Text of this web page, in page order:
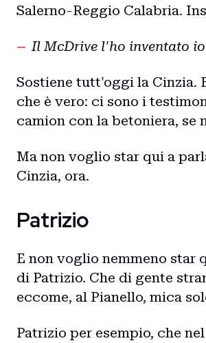
Salerno-Reggio Calabria.
Il McDrive l'ho inventato
Sostiene tutt'oggi la Cinzia.
che è vero: ci sono i
camion con la betoniera, se
Ma non voglio star qui a
Cinzia, ora.
Patrizio
E non voglio nemmeno star
di Patrizio. Che di gente
eccome, al Pianello, mica
Patrizio per esempio, che